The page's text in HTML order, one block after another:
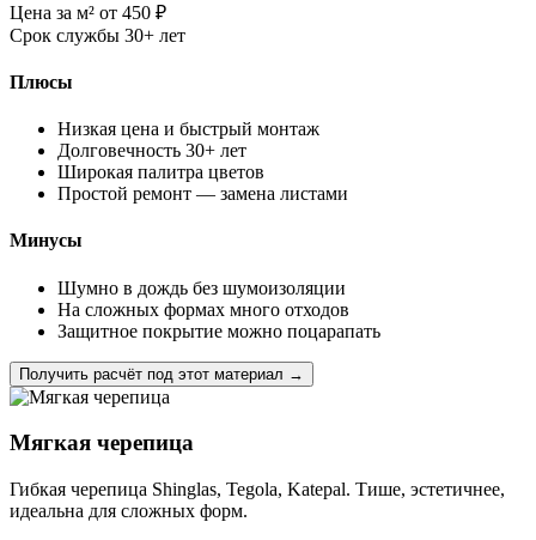
Цена за м² от 450 ₽
Срок службы 30+ лет
Плюсы
Низкая цена и быстрый монтаж
Долговечность 30+ лет
Широкая палитра цветов
Простой ремонт — замена листами
Минусы
Шумно в дождь без шумоизоляции
На сложных формах много отходов
Защитное покрытие можно поцарапать
Получить расчёт под этот материал →
Мягкая черепица
Гибкая черепица Shinglas, Tegola, Katepal. Тише, эстетичнее,
идеальна для сложных форм.